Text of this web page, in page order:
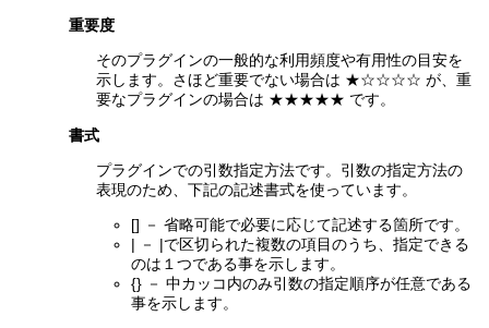
重要度
そのプラグインの一般的な利用頻度や有用性の目安を
示します。さほど重要でない場合は ★☆☆☆☆ が、重
要なプラグインの場合は ★★★★★ です。
書式
プラグインでの引数指定方法です。引数の指定方法の
表現のため、下記の記述書式を使っています。
[] － 省略可能で必要に応じて記述する箇所です。
| － |で区切られた複数の項目のうち、指定できる
のは１つである事を示します。
{} － 中カッコ内のみ引数の指定順序が任意である
事を示します。